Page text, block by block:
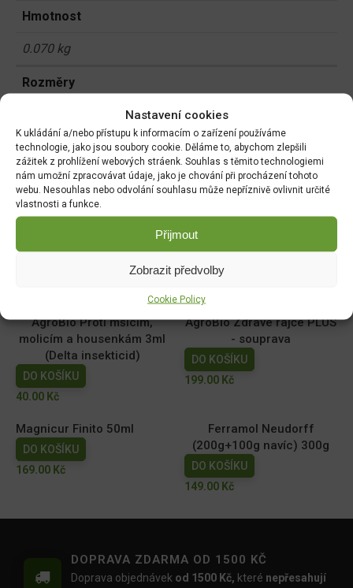
Nastavení cookies
K ukládání a/nebo přístupu k informacím o zařízení používáme
technologie, jako jsou soubory cookie. Děláme to, abychom zlepšili
zážitek z prohlížení webových stráenk. Souhlas s těmito technologiemi
nám umožní zpracovávat údaje, jako je chování při procházení tohoto
webu. Nesouhlas nebo odvolání souhlasu může nepříznivě ovlivnit určité
vlastnosti a funkce.
Přijmout
Zobrazit předvolby
Cookie Policy
Hmotnost
0.070 kg
Rozměry
Související produkty:
AgroBio Karate se Zeon
DO KOŠÍKU
AgroBio Proti mšicím,
15ml (Delta insekticid)
DO KOŠÍKU
AgroBio Proti mšicím,
molicím a housenkám 3ml
(Delta insekticid)
DO KOŠÍKU
40.00 Kč
AgroBio Zdravé rajče PLUS
- souprava
DO KOŠÍKU
199.00 Kč
Magnicur Finito 50ml
DO KOŠÍKU
169.00 Kč
Ferramol Neudorff
(200g+100g navíc) 300g
DO KOŠÍKU
149.00 Kč
DOPRAVA ZDARMA OD 1500 KČ
Doprava objednávek od 1500 Kč, které nepřesahují